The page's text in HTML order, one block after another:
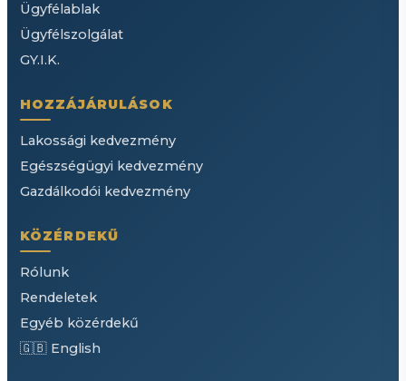
Ügyfélablak
Ügyfélszolgálat
GY.I.K.
HOZZÁJÁRULÁSOK
Lakossági kedvezmény
Egészségügyi kedvezmény
Gazdálkodói kedvezmény
KÖZÉRDEKŰ
Rólunk
Rendeletek
Egyéb közérdekű
🇬🇧 English